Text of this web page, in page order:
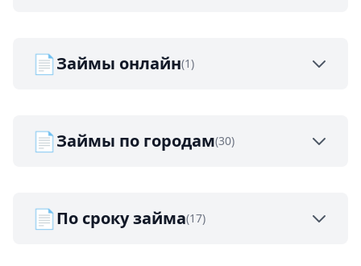
📄Займы онлайн(1)
📄Займы по городам(30)
📄По сроку займа(17)